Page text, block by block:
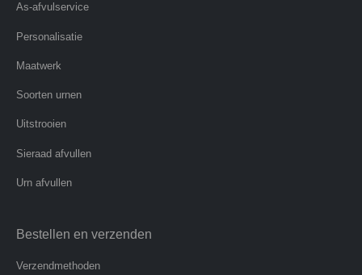
As-afvulservice
Personalisatie
Maatwerk
Soorten urnen
Uitstrooien
Sieraad afvullen
Urn afvullen
Bestellen en verzenden
Verzendmethoden